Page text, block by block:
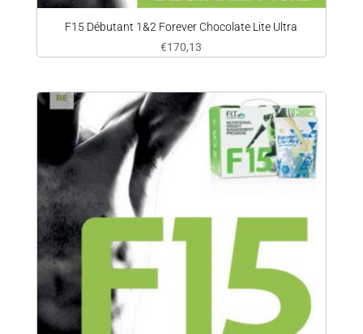
F15 Débutant 1&2 Forever Chocolate Lite Ultra
€170,13